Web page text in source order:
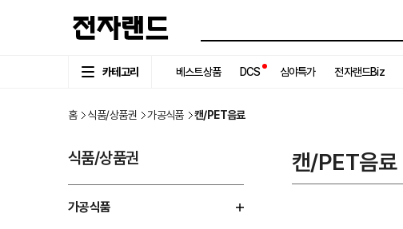
카테고리 베스트상품 DCS 심야특가 전자랜드Biz
홈 식품/상품권 가공식품 캔/PET음료
식품/상품권
가공식품
캔/PET음료